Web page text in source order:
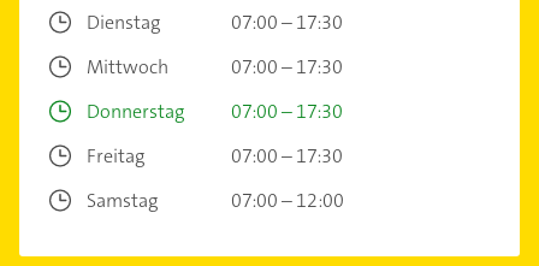
Dienstag
07:00 – 17:30
Mittwoch
07:00 – 17:30
Donnerstag
07:00 – 17:30
Freitag
07:00 – 17:30
Samstag
07:00 – 12:00